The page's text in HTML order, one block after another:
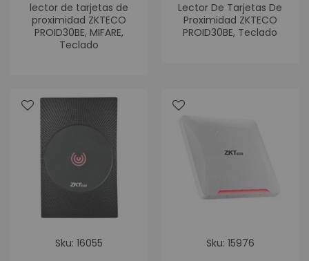
lector de tarjetas de
proximidad ZKTECO
PROID30BE, MIFARE,
Teclado
Lector De Tarjetas De
Proximidad ZKTECO
PROID30BE, Teclado
Sku: 16055
Sku: 15976